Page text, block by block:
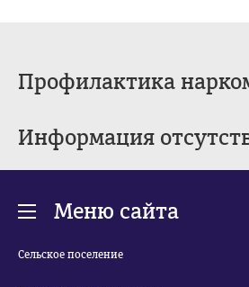
Профилактика
Информация
Меню сайта
Сельское поселение